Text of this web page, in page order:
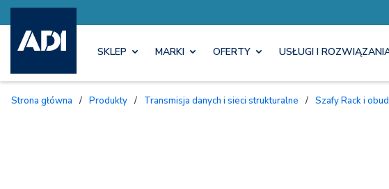
SKLEP MARKI OFERTY USŁUGI I
Strona główna / Produkty / Transmisja danych i sieci strukturalne / Szafy Rack i